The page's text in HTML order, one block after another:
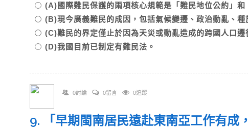
(A)國際難民保護的兩項核心規範是「難民地位公約」和
(B)現今廣義難民的成因，包括氣候變遷、政治動亂、種
(C)難民的界定僅止於因為天災或動亂造成的跨國人口
(D)我國目前已制定有難民法。
0討論 0留言 0追蹤
9. 「早期閩南居民遠赴東南亞工作有成